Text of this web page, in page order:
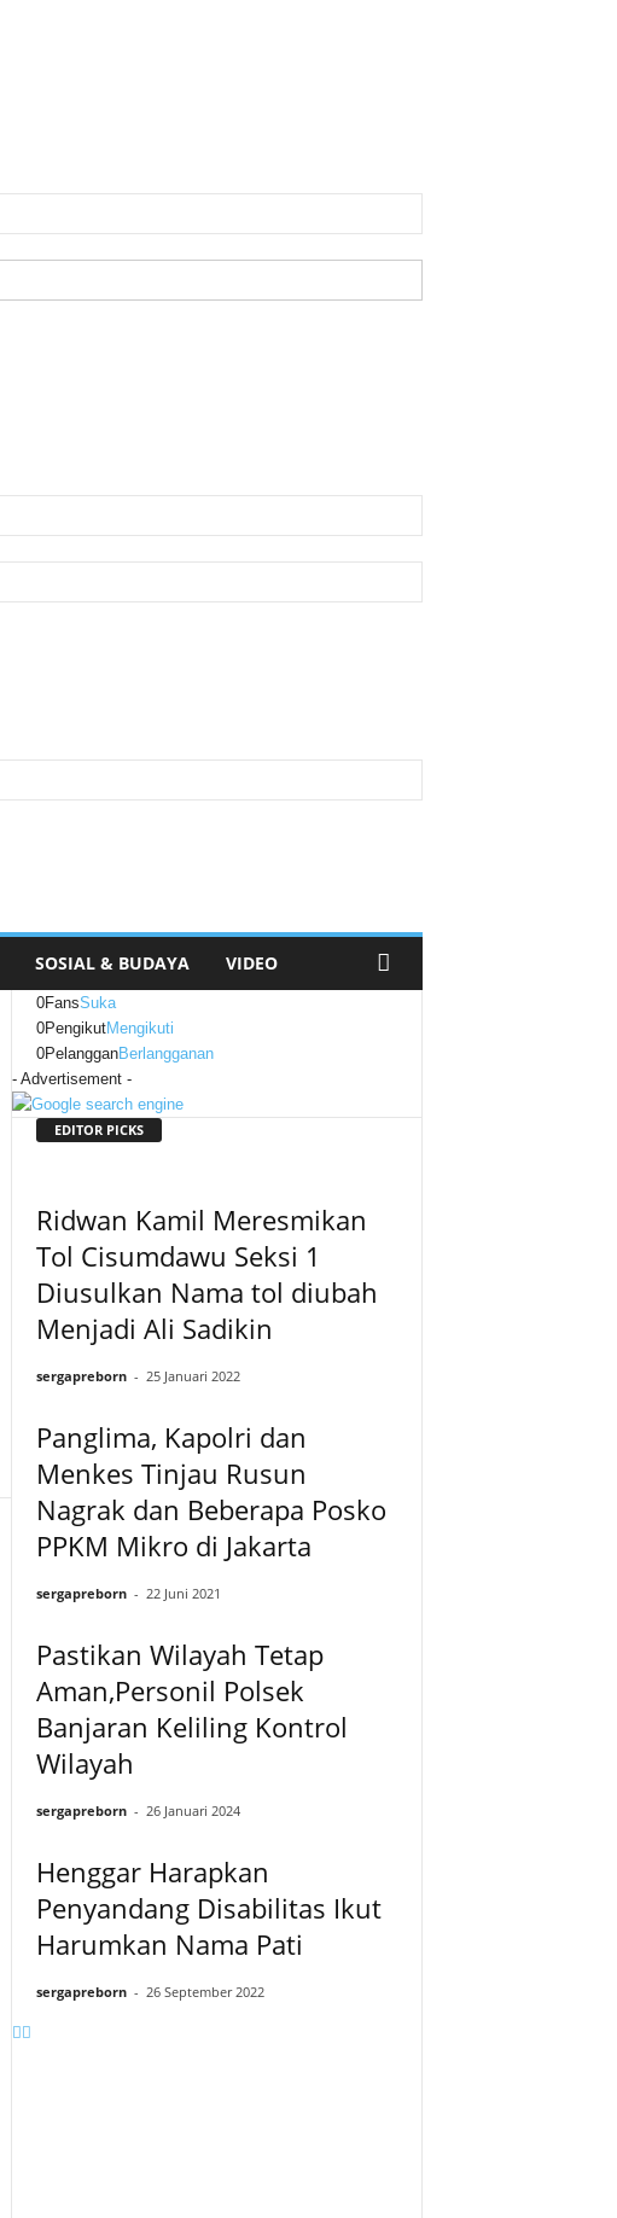
SOSIAL & BUDAYA VIDEO
0FansSuka
0PengikutMengikuti
0PelangganBerlangganan
- Advertisement -
EDITOR PICKS
Ridwan Kamil Meresmikan
Tol Cisumdawu Seksi 1
Diusulkan Nama tol diubah
Menjadi Ali Sadikin
sergapreborn - 25 Januari 2022
Panglima, Kapolri dan
Menkes Tinjau Rusun
Nagrak dan Beberapa Posko
PPKM Mikro di Jakarta
sergapreborn - 22 Juni 2021
Pastikan Wilayah Tetap
Aman,Personil Polsek
Banjaran Keliling Kontrol
Wilayah
sergapreborn - 26 Januari 2024
Henggar Harapkan
Penyandang Disabilitas Ikut
Harumkan Nama Pati
sergapreborn - 26 September 2022